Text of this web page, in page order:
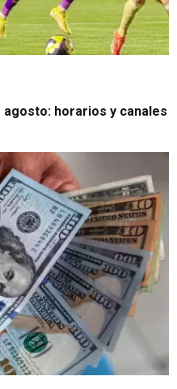
horarios y canales